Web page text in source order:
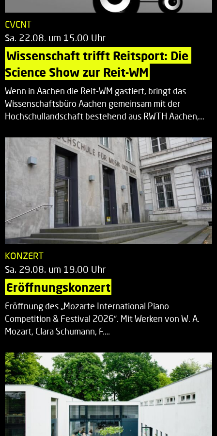
EVENT
Sa. 22.08. um 15.00 Uhr
Wissenschaft trifft Reitsport: Die
Science Show zur Reit-WM
Wenn in Aachen die Reit-WM gastiert, bringt das
Wissenschaftsbüro Aachen gemeinsam mit der
Hochschullandschaft bestehend aus RWTH Aachen,…
KONZERT
Sa. 29.08. um 19.00 Uhr
Eröffnungskonzert
Eröffnung des „Mozarte International Piano
Competition & Festival 2026“. Mit Werken von W. A.
Mozart, Clara Schumann, F.…